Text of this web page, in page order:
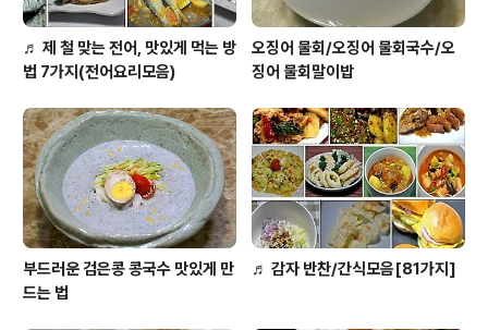
♬ 제 철 맞는 전어, 맛있게 먹는 방
법 7가지(전어요리모음)
오징어 물회/오징어 물회국수/오
징어 물회말이밥
부드러운 검은콩 콩국수 맛있게 만
드는 법
♬ 감자 반찬/간식모음[81가지]